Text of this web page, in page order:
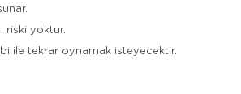
riski yoktur.
ile tekrar oynamak isteyecektir.